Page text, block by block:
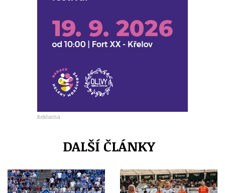
Reklama
DALŠÍ ČLÁNKY